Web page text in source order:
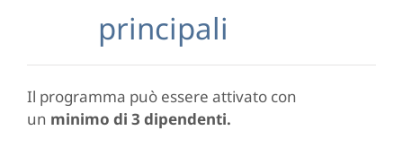
principali
Il programma può essere attivato con
un minimo di 3 dipendenti.